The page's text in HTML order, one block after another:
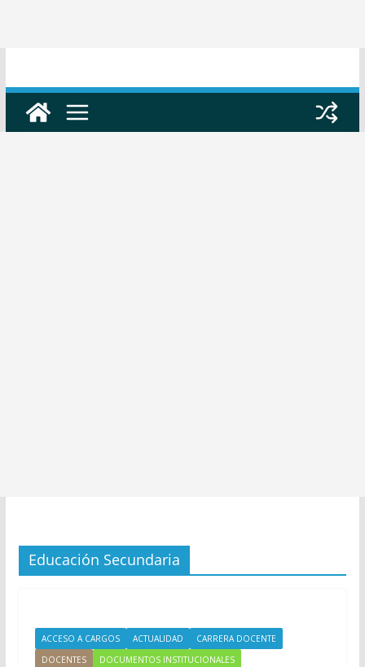
Educación Secundaria
ACCESO A CARGOS ACTUALIDAD
CARRERA DOCENTE
DOCENTES
DOCUMENTOS INSTITUCIONALES